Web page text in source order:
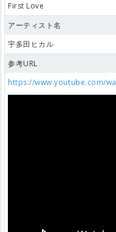
First Love
アーティスト名
宇多田ヒカル
参考URL
https://www.youtube.com/